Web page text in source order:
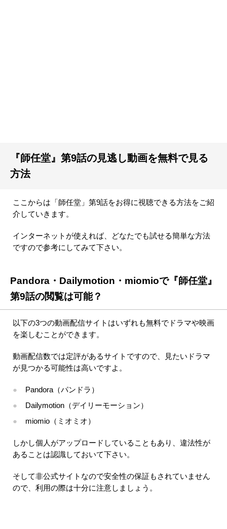
『師任堂』第9話の見逃し動画を無料で見る
方法
ここからは「師任堂」第9話をお得に視聴できる方法をご紹
介していきます。
インターネットが使えれば、どなたでも試せる簡単な方法
ですので参考にしてみて下さい。
Pandora・Dailymotion・miomioで『師任堂』
第9話の閲覧は可能？
以下の3つの動画配信サイトはいずれも無料でドラマや映画
を楽しむことができます。
動画配信数では定評があるサイトですので、見たいドラマ
が見つかる可能性は高いですよ。
Pandora（パンドラ）
Dailymotion（デイリーモーション）
miomio（ミオミオ）
しかし個人がアップロードしていることもあり、違法性が
あることは認識しておいて下さい。
そして非公式サイトなので安全性の保証もされていません
ので、利用の際は十分に注意しましょう。